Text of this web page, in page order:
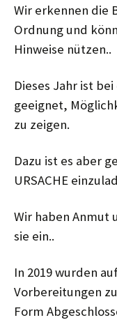
Wir erkennen die
Ordnung und
Hinweise nützen..
Dieses Jahr ist
geeignet,
zu zeigen.
Dazu ist es aber
URSACHE
Wir haben Anmut
sie ein..
In 2019 wurden
Vorbereitungen
Form